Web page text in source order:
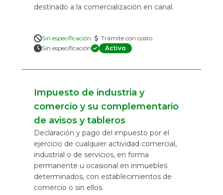
destinado a la comercialización en canal.
Sin especificación
Trámite con costo
Sin especificación
Activo
Impuesto de industria y
comercio y su complementario
de avisos y tableros
​Declaración y pago del impuesto por el
ejercicio de cualquier actividad comercial,
industrial o de servicios, en forma
permanente u ocasional en inmuebles
determinados, con establecimientos de
comercio o sin ellos.